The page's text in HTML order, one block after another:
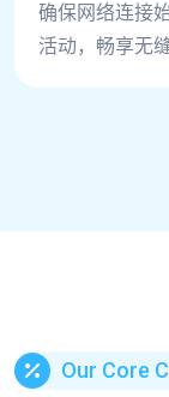
确保网络连接
活动，畅享无
Our Core